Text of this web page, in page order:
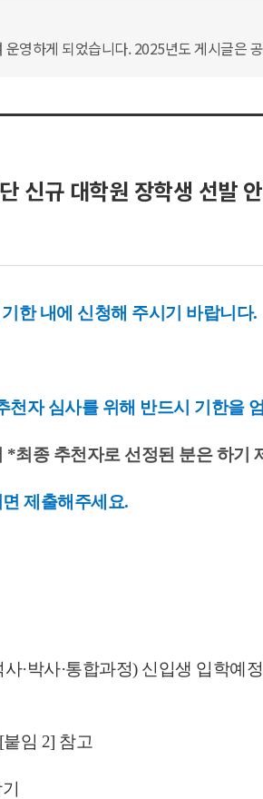
영하게 되었습니다. 2025년도 게시글은
신규 대학원 장학생 선발
한 내에 신청해 주시기 바랍니다.
천자 심사를 위해 반드시 기한을
최종 추천자로 선정된 분은 하기
제출해주세요.
사·박사·통합과정) 신입생 입학예
임 2] 참고
기